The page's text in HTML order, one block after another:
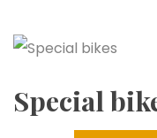
Special